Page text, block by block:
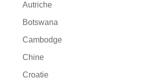
Autriche
Botswana
Cambodge
Chine
Croatie